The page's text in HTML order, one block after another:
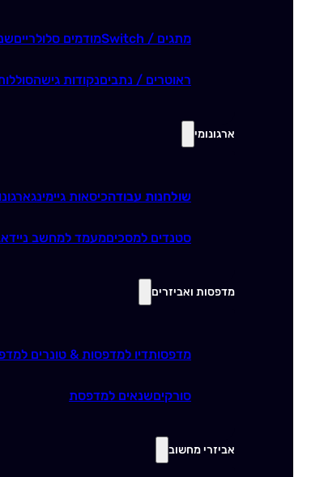
מתגים / Switch מודמים סלולריים
ראוטרים / נתביםנקודות גישה
ארגונומי
שולחנות עבודהכיסאות גיימינג
סטנדים למסכיםמעמד למחשב נייד
מדפסות ואביזרים
מדפסותדיו למדפסות & טונרים
סורקיםשנאים למדפסת
אביזרי מחשוב